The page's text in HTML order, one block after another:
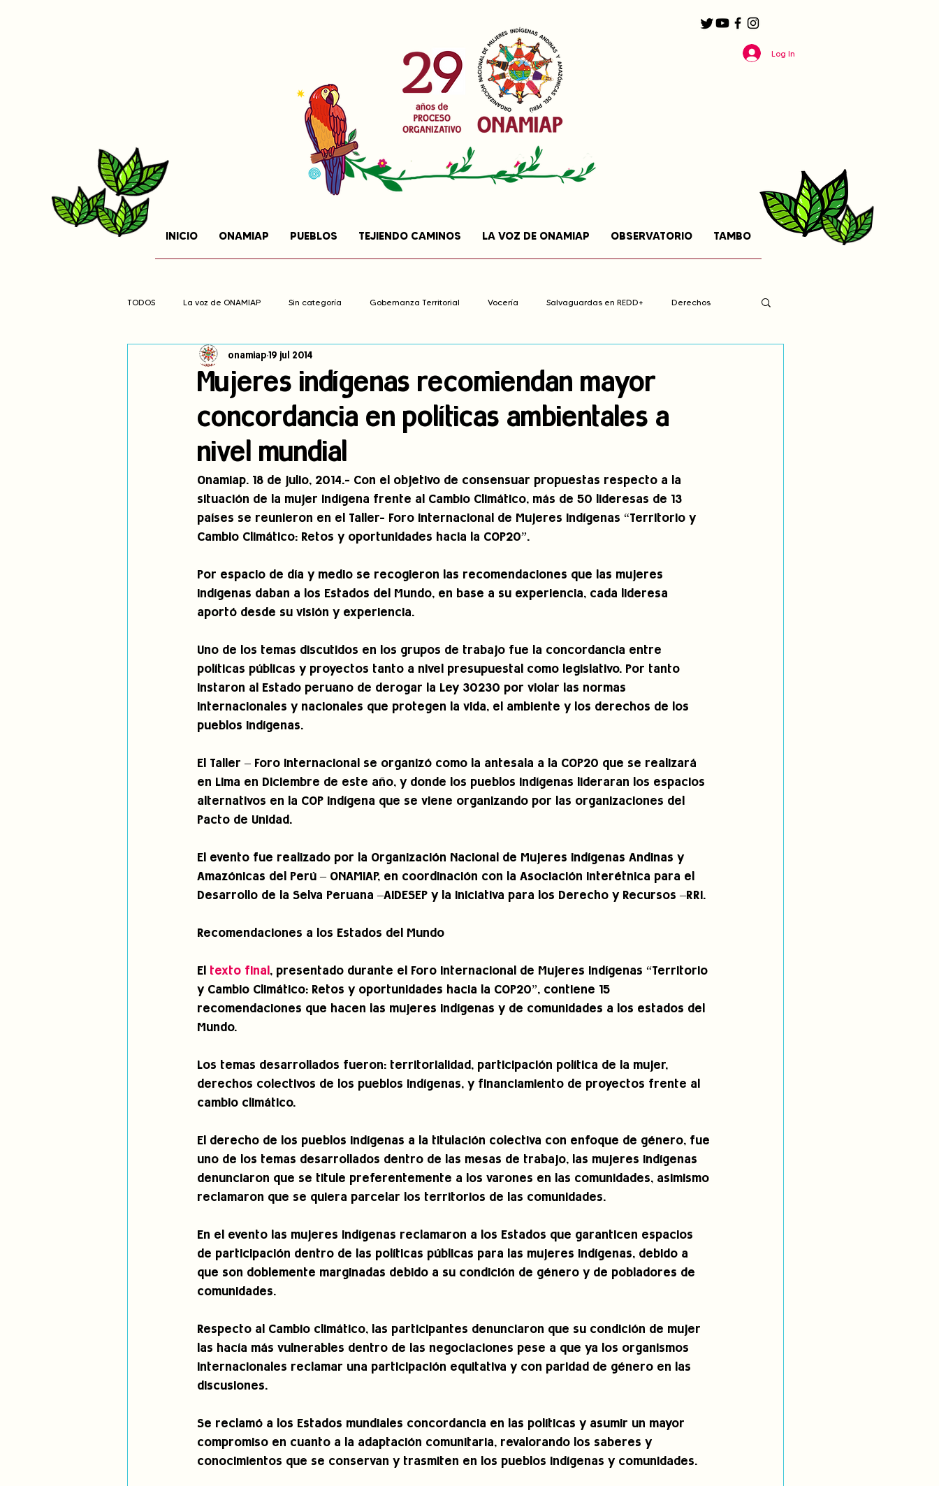
INICIO ONAMIAP PUEBLOS TEJIENDO CAMINOS LA VOZ DE ONAMIAP OBSERVATORIO TAMBO
Log In
TODOS La voz de ONAMIAP Sin categoría Gobernanza Territorial Vocería Salvaguardas en REDD+ Derechos
Cambio climático Navegador indígena
Pronunciamientos Observatorio de consulta previa Mujeres indígenas Territorios indígenas
Mujeres indígenas recomiendan mayor
concordancia en políticas ambientales a
nivel mundial
onamiap 19 jul 2014
Onamiap. 18 de julio, 2014.- Con el objetivo de consensuar propuestas respecto a la
situación de la mujer indígena frente al Cambio Climático, más de 50 lideresas de 13
países se reunieron en el Taller- Foro Internacional de Mujeres Indígenas “Territorio y
Cambio Climático: Retos y oportunidades hacia la COP20”.
Por espacio de día y medio se recogieron las recomendaciones que las mujeres
indígenas daban a los Estados del Mundo, en base a su experiencia, cada lideresa
aportó desde su visión y experiencia.
Uno de los temas discutidos en los grupos de trabajo fue la concordancia entre
políticas públicas y proyectos tanto a nivel presupuestal como legislativo. Por tanto
instaron al Estado peruano de derogar la Ley 30230 por violar las normas
internacionales y nacionales que protegen la vida, el ambiente y los derechos de los
pueblos indígenas.
El Taller – Foro Internacional se organizó como la antesala a la COP20 que se realizará
en Lima en Diciembre de este año, y donde los pueblos indígenas lideraran los espacios
alternativos en la COP Indígena que se viene organizando por las organizaciones del
Pacto de Unidad.
El evento fue realizado por la Organización Nacional de Mujeres Indígenas Andinas y
Amazónicas del Perú – ONAMIAP, en coordinación con la Asociación Interétnica para el
Desarrollo de la Selva Peruana –AIDESEP y la Iniciativa para los Derecho y Recursos –RRI.
Recomendaciones a los Estados del Mundo
El texto final, presentado durante el Foro Internacional de Mujeres Indígenas “Territorio
y Cambio Climático: Retos y oportunidades hacia la COP20”, contiene 15
recomendaciones que hacen las mujeres indígenas y de comunidades a los estados del
Mundo.
Los temas desarrollados fueron: territorialidad, participación política de la mujer,
derechos colectivos de los pueblos indígenas, y financiamiento de proyectos frente al
cambio climático.
El derecho de los pueblos indígenas a la titulación colectiva con enfoque de género, fue
uno de los temas desarrollados dentro de las mesas de trabajo, las mujeres indígenas
denunciaron que se titule preferentemente a los varones en las comunidades, asimismo
reclamaron que se quiera parcelar los territorios de las comunidades.
En el evento las mujeres indígenas reclamaron a los Estados que garanticen espacios
de participación dentro de las políticas públicas para las mujeres indígenas, debido a
que son doblemente marginadas debido a su condición de género y de pobladores de
comunidades.
Respecto al Cambio climático, las participantes denunciaron que su condición de mujer
las hacía más vulnerables dentro de las negociaciones pese a que ya los organismos
internacionales reclamar una participación equitativa y con paridad de género en las
discusiones.
Se reclamó a los Estados mundiales concordancia en las políticas y asumir un mayor
compromiso en cuanto a la adaptación comunitaria, revalorando los saberes y
conocimientos que se conservan y trasmiten en los pueblos indígenas y comunidades.